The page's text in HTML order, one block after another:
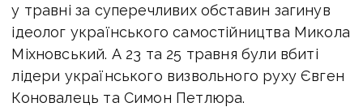
у травні за суперечливих обставин загинув
ідеолог українського самостійництва Микола
Міхновський. А 23 та 25 травня були вбиті
лідери українського визвольного руху Євген
Коновалець та Симон Петлюра.